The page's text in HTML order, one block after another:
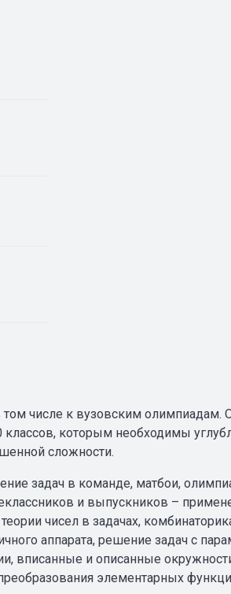
числе к вузовским олимпиадам.
классов, которым необходимы
сложности.
задач в команде, матбои,
и выпускников –
чисел в задачах,
аппарата, решение задач с
вписанные и описанные
элементарных